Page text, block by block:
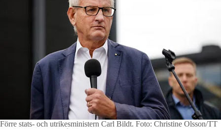
Förre stats- och utrikesministern Carl Bildt.